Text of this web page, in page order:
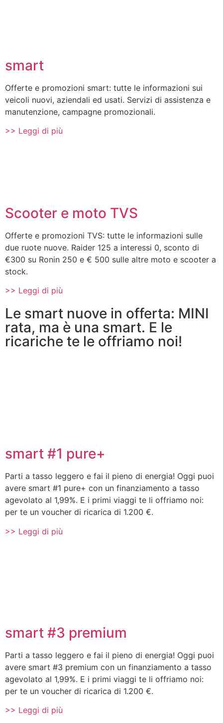
smart
Offerte e promozioni smart: tutte le informazioni sui
veicoli nuovi, aziendali ed usati. Servizi di assistenza e
manutenzione, campagne promozionali.
>> Leggi di più
Scooter e moto TVS
Offerte e promozioni TVS: tutte le informazioni sulle
due ruote nuove. Raider 125 a interessi 0, sconto di
€300 su Ronin 250 e € 500 sulle altre moto e scooter a
stock.
>> Leggi di più
Le smart nuove in offerta: MINI
rata, ma è una smart. E le
ricariche te le offriamo noi!
smart #1 pure+
Parti a tasso leggero e fai il pieno di energia! Oggi puoi
avere smart #1 pure+ con un finanziamento a tasso
agevolato al 1,99%. E i primi viaggi te li offriamo noi:
per te un voucher di ricarica di 1.200 €.
>> Leggi di più
smart #3 premium
Parti a tasso leggero e fai il pieno di energia! Oggi puoi
avere smart #3 premium con un finanziamento a tasso
agevolato al 1,99%. E i primi viaggi te li offriamo noi:
per te un voucher di ricarica di 1.200 €.
>> Leggi di più